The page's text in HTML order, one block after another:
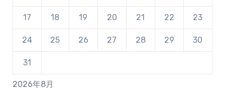
2026年8月
17 18 19 20 21 22 23
24 25 26 27 28 29 30
31